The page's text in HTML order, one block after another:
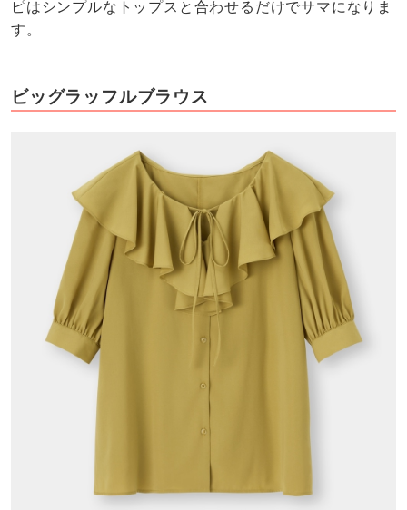
ピはシンプルなトップスと合わせるだけでサマになりま
す。
ビッグラッフルブラウス